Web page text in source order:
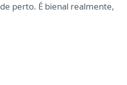
perto. É bienal realmente,